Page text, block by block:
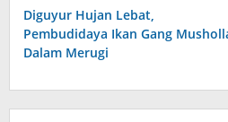
Diguyur Hujan Lebat,
Pembudidaya Ikan Gang
Dalam Merugi